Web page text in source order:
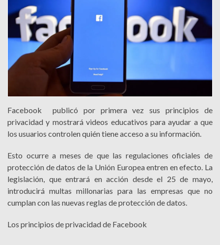
Facebook publicó por primera vez sus principios de
privacidad y mostrará videos educativos para ayudar a que
los usuarios controlen quién tiene acceso a su información.
Esto ocurre a meses de que las regulaciones oficiales de
protección de datos de la Unión Europea entren en efecto. La
legislación, que entrará en acción desde el 25 de mayo,
introducirá multas millonarias para las empresas que no
cumplan con las nuevas reglas de protección de datos.
Los principios de privacidad de Facebook